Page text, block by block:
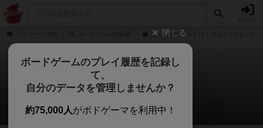
にゃん生すごろく(ランダム4コマセット)
にゃん生すごろく
さとーさんのレビュー
閉じる
ボードゲームのプレイ履歴を記録し
て、
自分のデータを管理しませんか？
約75,000人がボドゲーマを利用中！